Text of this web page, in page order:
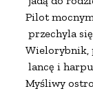
Pilot
przechyla
Wielorybnik,
lancę i
Myśliwy